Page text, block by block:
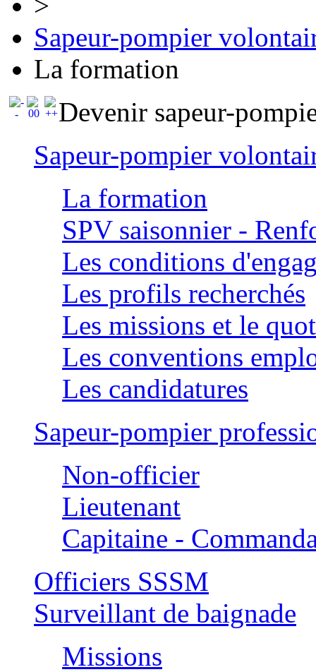
Sapeur-pompier
La formation
Devenir sapeur-
Sapeur-pompier
La formation
SPV saisonnier -
Les conditions
Les profils recherchés
Les missions et le
Les conventions
Les candidatures
Sapeur-pompier
Non-officier
Lieutenant
Capitaine -
Officiers SSSM
Surveillant de baignade
Missions